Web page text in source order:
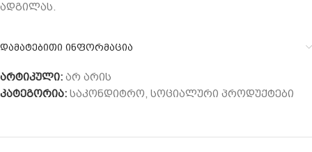
ადგილას.
დამატებითი ინფორმაცია
არტიკული: არ არის
კატეგორია: საკონდიტრო, სოციალური პროდუქტები